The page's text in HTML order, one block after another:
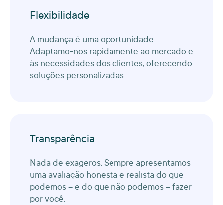
Flexibilidade
A mudança é uma oportunidade.
Adaptamo-nos rapidamente ao mercado e
às necessidades dos clientes, oferecendo
soluções personalizadas.
Transparência
Nada de exageros. Sempre apresentamos
uma avaliação honesta e realista do que
podemos – e do que não podemos – fazer
por você.